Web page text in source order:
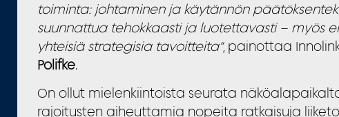
toiminta: johtaminen ja käytännön
suunnattua tehokkaasti ja luotettavasti – myös
yhteisiä strategisia tavoitteita”, painottaa
Polifke.
On ollut mielenkiintoista seurata
rajoitusten aiheuttamia nopeita ratkaisuja